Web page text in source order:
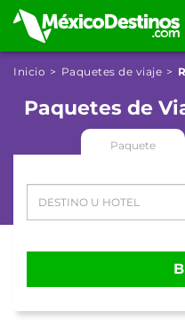
Inicio Paquetes de viaje
Paquetes de
Paquete